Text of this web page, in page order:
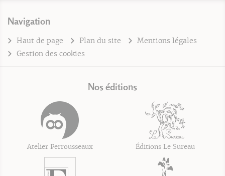
Navigation
Haut de page Plan du site
Mentions légales
Gestion des cookies
Nos éditions
Atelier Perrousseaux Éditions Le Sureau